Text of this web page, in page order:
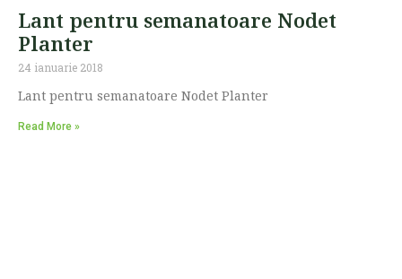
Lant pentru semanatoare Nodet
Planter
24 ianuarie 2018
Lant pentru semanatoare Nodet Planter
Read More »